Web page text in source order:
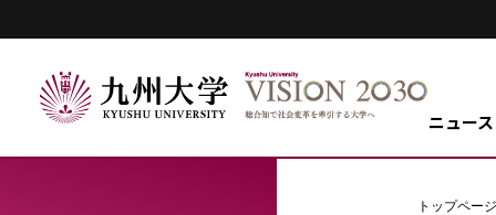
ニュース
トップページ